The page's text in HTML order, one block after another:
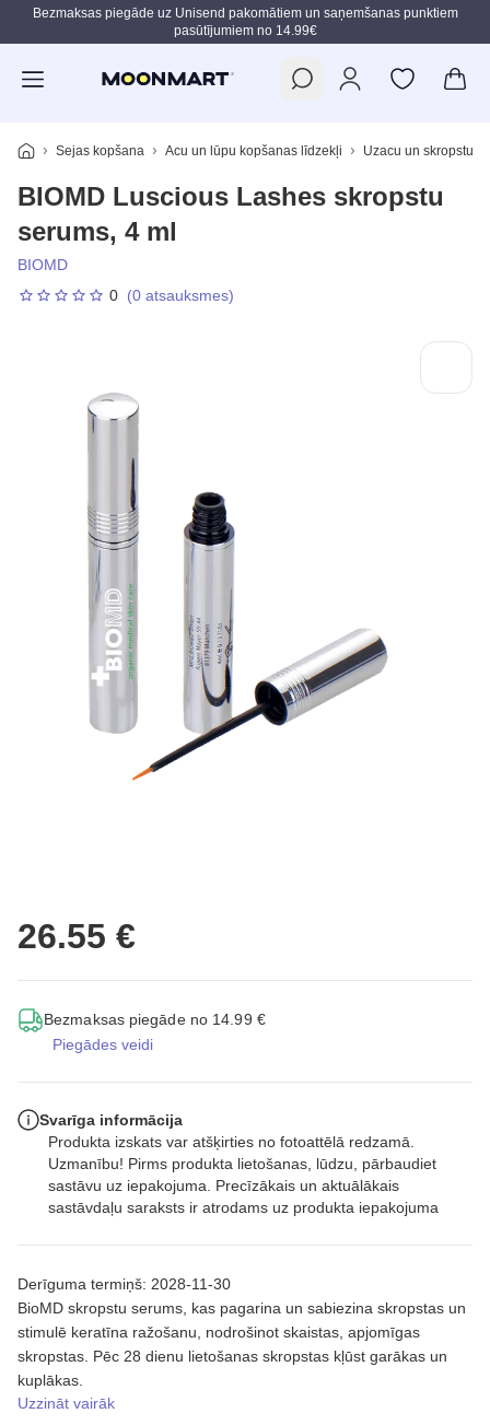
Pāriet uz galveno saturu
Bezmaksas piegāde uz Unisend pakomātiem un saņemšanas punktiem
pasūtījumiem no 14.99€
Sejas kopšana Acu un lūpu kopšanas līdzekļi Uzacu un skropstu
BIOMD Luscious Lashes skropstu
serums, 4 ml
BIOMD
0 (0 atsauksmes)
26.55 €
Bezmaksas piegāde no 14.99 €
Piegādes veidi
Derīguma termiņš: 2028-11-30
BioMD skropstu serums, kas pagarina un sabiezina skropstas un
stimulē keratīna ražošanu, nodrošinot skaistas, apjomīgas
skropstas. Pēc 28 dienu lietošanas skropstas kļūst garākas un
kuplākas.
Uzzināt vairāk
Svarīga informācija
Produkta izskats var atšķirties no fotoattēlā redzamā.
Uzmanību! Pirms produkta lietošanas, lūdzu, pārbaudiet
sastāvu uz iepakojuma. Precīzākais un aktuālākais
sastāvdaļu saraksts ir atrodams uz produkta iepakojuma